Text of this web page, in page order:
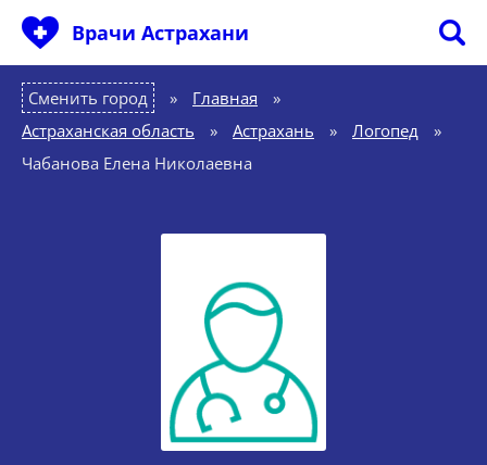
Врачи Астрахани
Сменить город Главная
»
Астраханская область
» Астрахань » Логопед
»
Чабанова Елена Николаевна